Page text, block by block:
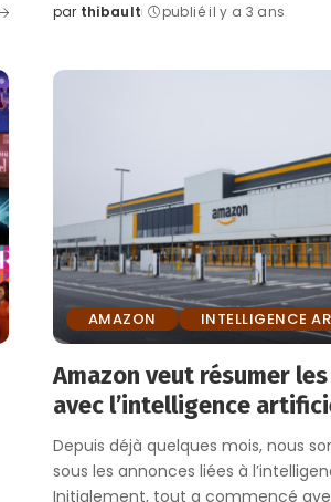
Posted
par thibault publié il y a 3 ans
AMAZON INTELLIGENCE
Amazon veut résumer
avec l’intelligence
Depuis déjà quelques mois, nous
sous les annonces liées à
Initialement, tout a commencé